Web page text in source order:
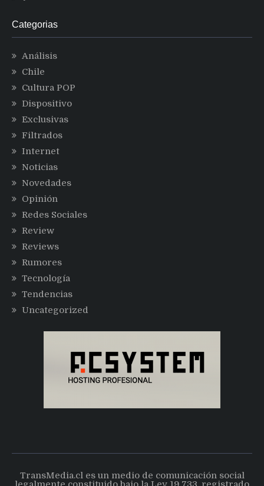
Categorias
Análisis
Chile
Cultura POP
Dispositivo
Exclusivas
Filtrados
Internet
Noticias
Novedades
Opinión
Redes Sociales
Review
Reviews
Rumores
Tecnología
Tendencias
Uncategorized
TransMedia.cl es un medio de comunicación social